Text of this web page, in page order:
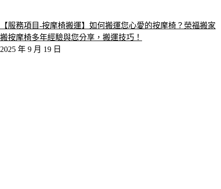
【服務項目-按摩椅搬運】如何搬運您心愛的按摩椅？榮福搬家
搬按摩椅多年經驗與您分享，搬運技巧！
2025 年 9 月 19 日